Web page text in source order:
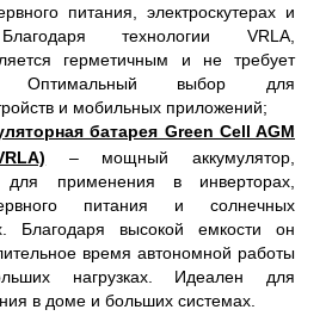
питания, электроскутерах и
технологии VRLA,
герметичным и не требует
Оптимальный выбор для
и мобильных приложений;
батарея Green Cell AGM
– мощный аккумулятор,
для применения в инверторах,
питания и солнечных
Благодаря высокой емкости он
время автономной работы
нагрузках. Идеален для
в доме и больших системах.